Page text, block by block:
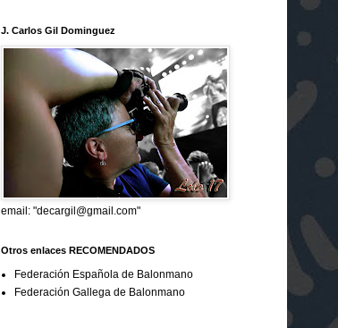
J. Carlos Gil Dominguez
email: "decargil@gmail.com"
Otros enlaces RECOMENDADOS
Federación Española de Balonmano
Federación Gallega de Balonmano